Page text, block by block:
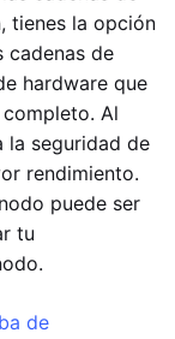
tienes la opción
cadenas de
hardware que
Al
la seguridad de
rendimiento.
puede ser
tu
de